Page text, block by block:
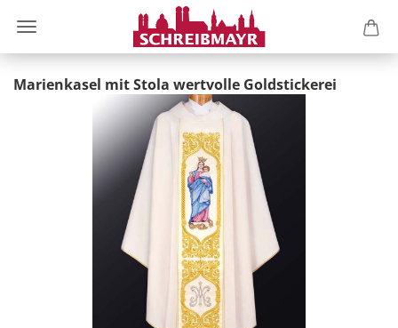
Marienkasel mit Stola wertvolle Goldstickerei